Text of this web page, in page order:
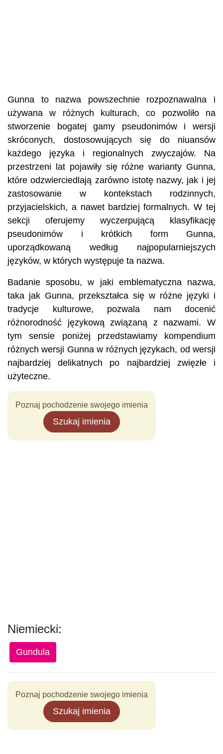
Gunna to nazwa powszechnie rozpoznawalna i
używana w różnych kulturach, co pozwoliło na
stworzenie bogatej gamy pseudonimów i wersji
skróconych, dostosowujących się do niuansów
każdego języka i regionalnych zwyczajów. Na
przestrzeni lat pojawiły się różne warianty Gunna,
które odzwierciedlają zarówno istotę nazwy, jak i jej
zastosowanie w kontekstach rodzinnych,
przyjacielskich, a nawet bardziej formalnych. W tej
sekcji oferujemy wyczerpującą klasyfikację
pseudonimów i krótkich form Gunna,
uporządkowaną według najpopularniejszych
języków, w których występuje ta nazwa.
Badanie sposobu, w jaki emblematyczna nazwa,
taka jak Gunna, przekształca się w różne języki i
tradycje kulturowe, pozwala nam docenić
różnorodność językową związaną z nazwami. W
tym sensie poniżej przedstawiamy kompendium
różnych wersji Gunna w różnych językach, od wersji
najbardziej delikatnych po najbardziej zwięzłe i
użyteczne.
Poznaj pochodzenie swojego imienia
Szukaj imienia
Niemiecki:
Gundula
Poznaj pochodzenie swojego imienia
Szukaj imienia